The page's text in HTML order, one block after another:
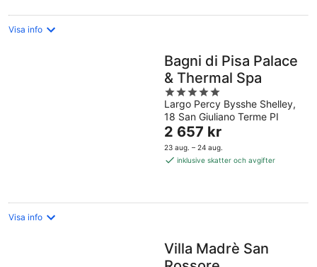
Visa info
Bagni di Pisa Palace
& Thermal Spa
5
out
of
5
Largo Percy Bysshe Shelley,
18 San Giuliano Terme PI
Priset
är
2 657 kr
2 657 kr
23 aug. – 24 aug.
inklusive skatter och avgifter
Visa info
Villa Madrè San